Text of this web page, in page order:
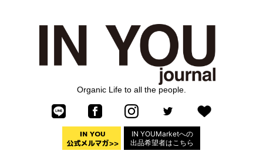
Organic Life to all the people.
IN YOUMarketへの
出品希望者はこちら